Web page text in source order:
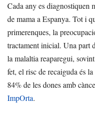
Cada any es diagnostiquen
de mama a Espanya. Tot i
primerenques, la
tractament inicial. Una part
la malaltia reaparegui,
fet, el risc de recaiguda és
84% de les dones amb
ImpOrta.